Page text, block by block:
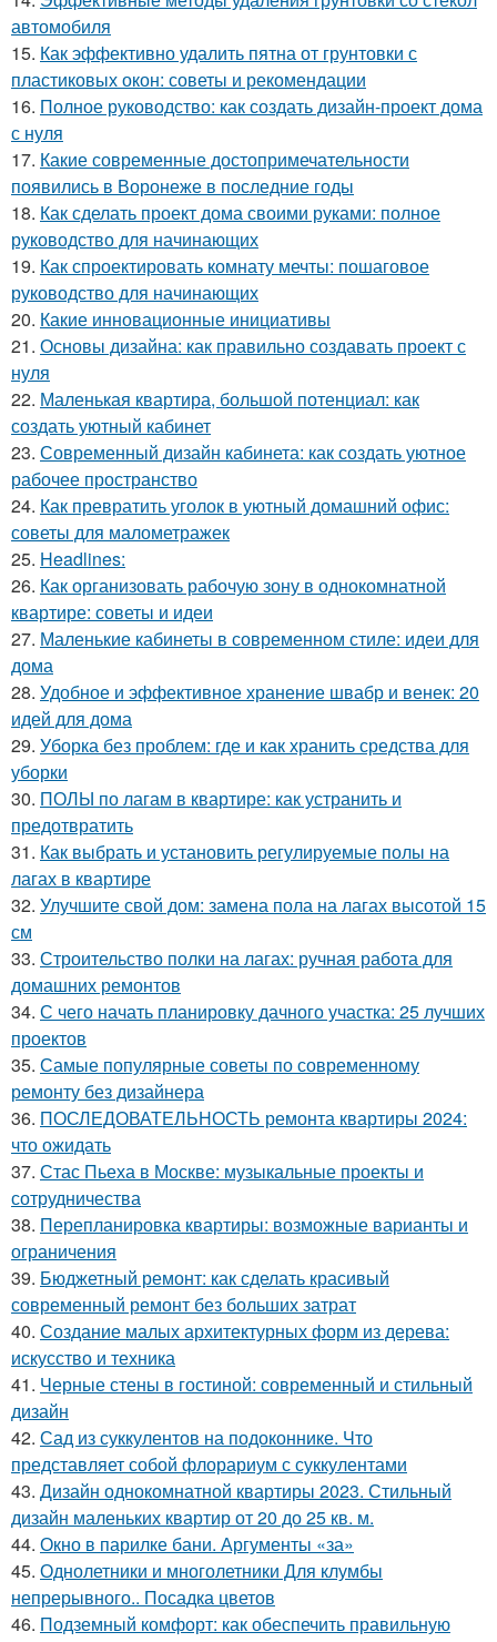
автомобиля
15. Как эффективно удалить пятна от грунтовки с
пластиковых окон: советы и рекомендации
16. Полное руководство: как создать дизайн-проект дома
с нуля
17. Какие современные достопримечательности
появились в Воронеже в последние годы
18. Как сделать проект дома своими руками: полное
руководство для начинающих
19. Как спроектировать комнату мечты: пошаговое
руководство для начинающих
20. Какие инновационные инициативы
21. Основы дизайна: как правильно создавать проект с
нуля
22. Маленькая квартира, большой потенциал: как
создать уютный кабинет
23. Современный дизайн кабинета: как создать уютное
рабочее пространство
24. Как превратить уголок в уютный домашний офис:
советы для малометражек
25. Headlines:
26. Как организовать рабочую зону в однокомнатной
квартире: советы и идеи
27. Маленькие кабинеты в современном стиле: идеи для
дома
28. Удобное и эффективное хранение швабр и венек: 20
идей для дома
29. Уборка без проблем: где и как хранить средства для
уборки
30. ПОЛЫ по лагам в квартире: как устранить и
предотвратить
31. Как выбрать и установить регулируемые полы на
лагах в квартире
32. Улучшите свой дом: замена пола на лагах высотой 15
см
33. Строительство полки на лагах: ручная работа для
домашних ремонтов
34. С чего начать планировку дачного участка: 25 лучших
проектов
35. Самые популярные советы по современному
ремонту без дизайнера
36. ПОСЛЕДОВАТЕЛЬНОСТЬ ремонта квартиры 2024:
что ожидать
37. Стас Пьеха в Москве: музыкальные проекты и
сотрудничества
38. Перепланировка квартиры: возможные варианты и
ограничения
39. Бюджетный ремонт: как сделать красивый
современный ремонт без больших затрат
40. Создание малых архитектурных форм из дерева:
искусство и техника
41. Черные стены в гостиной: современный и стильный
дизайн
42. Сад из суккулентов на подоконнике. Что
представляет собой флорариум с суккулентами
43. Дизайн однокомнатной квартиры 2023. Стильный
дизайн маленьких квартир от 20 до 25 кв. м.
44. Окно в парилке бани. Аргументы «за»
45. Однолетники и многолетники Для клумбы
непрерывного.. Посадка цветов
46. Подземный комфорт: как обеспечить правильную